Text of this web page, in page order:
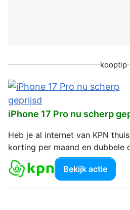
kooptip
iPhone 17 Pro nu scherp
Heb je al internet van KPN
korting per maand en dubbele
Bekijk actie